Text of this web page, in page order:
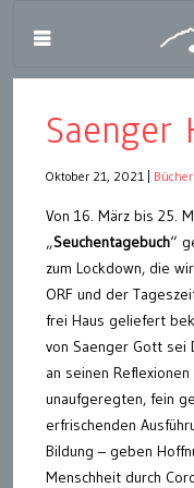
Saenger
Oktober 21, 2021 Bücher
Von 16. März bis 25.
„Seuchentagebuch“
zum Lockdown, die
ORF und der
frei Haus geliefert
von Saenger Gott sei
an seinen
unaufgeregten, fein
erfrischenden
Bildung – geben
Menschheit durch